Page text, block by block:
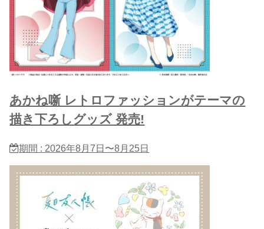
あかね噺 レトロファッションがテーマの
描き下ろしグッズ 発売!
期間 : 2026年8月7日〜8月25日